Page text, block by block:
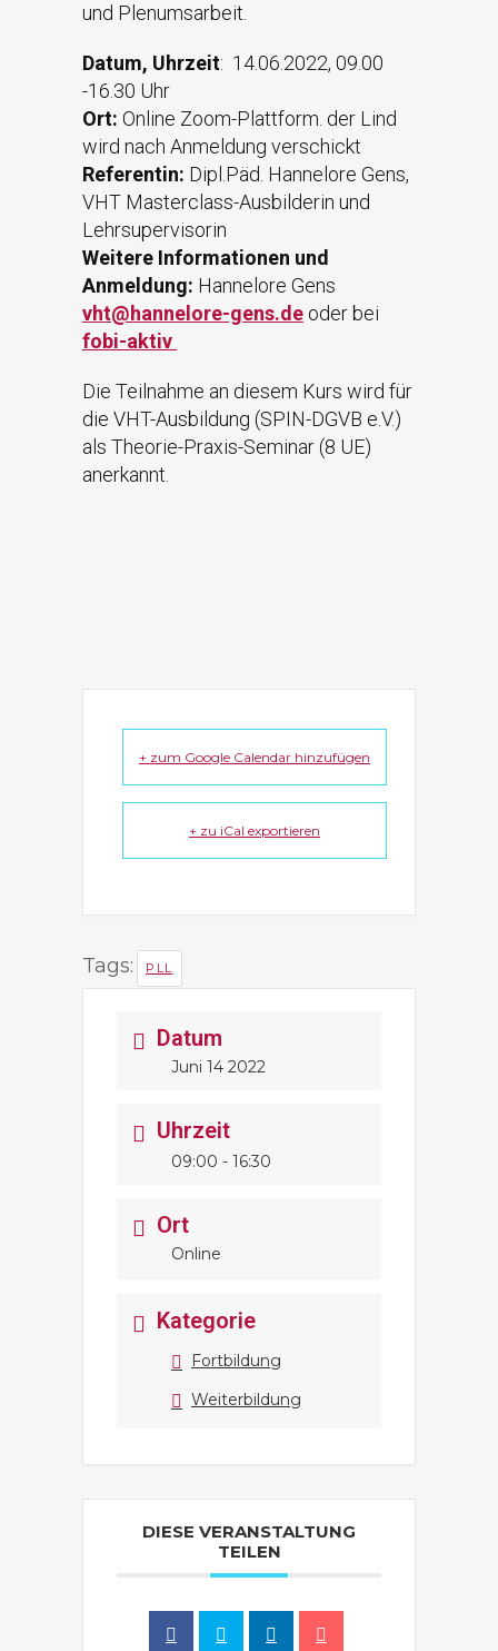
und Plenumsarbeit.
Datum, Uhrzeit: 14.06.2022, 09.00
-16.30 Uhr
Ort: Online Zoom-Plattform. der Lind
wird nach Anmeldung verschickt
Referentin: Dipl.Päd. Hannelore Gens,
VHT Masterclass-Ausbilderin und
Lehrsupervisorin
Weitere Informationen und
Anmeldung: Hannelore Gens
vht@hannelore-gens.de oder bei
fobi-aktiv
Die Teilnahme an diesem Kurs wird für
die VHT-Ausbildung (SPIN-DGVB e.V.)
als Theorie-Praxis-Seminar (8 UE)
anerkannt.
+ zum Google Calendar hinzufügen
+ zu iCal exportieren
Tags: PLL
Datum
Juni 14 2022
Uhrzeit
09:00 - 16:30
Ort
Online
Kategorie
Fortbildung
Weiterbildung
DIESE VERANSTALTUNG
TEILEN